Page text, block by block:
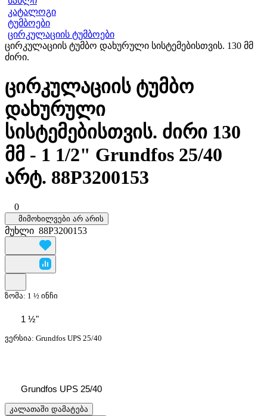
კატალოგი
ტუმბოები
ცირკულაციის ტუმბოები
ცირკულაციის ტუმბო დახურული სისტემებისთვის. 130 მმ
ძირი.
ცირკულაციის ტუმბო
დახურული
სისტემებისთვის. ძირი 130
მმ - 1 1/2" Grundfos 25/40
არტ. 88P3200153
0
მიმოხილვები არ არის
მუხლი 88P3200153
ზომა: 1 ½ ინჩი
1 ½"
ვერსია: Grundfos UPS 25/40
Grundfos UPS 25/40
კალათაში დამატება